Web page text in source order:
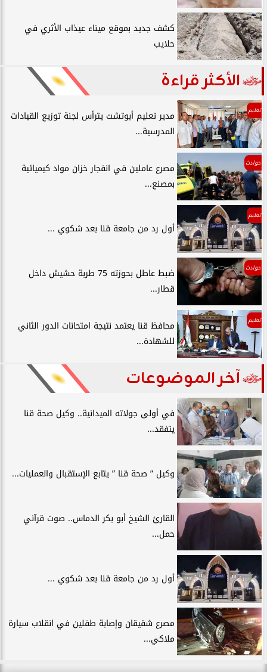
كشف جديد بموقع ميناء عيذاب الأثري في
حلايب
الأكثر قراءة
تعليم
مدير تعليم أبوتشت يترأس لجنة توزيع القيادات
المدرسية...
حوادث
مصرع عاملين في انفجار خزان مواد كيميائية
بمصنع...
تعليم
أول رد من جامعة قنا بعد شكوي ...
حوادث
ضبط عاطل بحوزته 75 طربة حشيش داخل
قطار...
تعليم
محافظ قنا يعتمد نتيجة امتحانات الدور الثاني
للشهادة...
آخر الموضوعات
في أولى جولاته الميدانية.. وكيل صحة قنا
يتفقد...
وكيل ” صحة قنا ” يتابع الإستقبال والعمليات...
القارئ الشيخ أبو بكر الدماس.. صوت قرآني
حمل...
أول رد من جامعة قنا بعد شكوي ...
مصرع شقيقان وإصابة طفلين في انقلاب سيارة
ملاكي...